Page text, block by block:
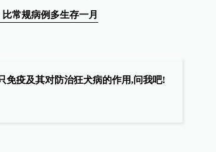
常规病例多生存一月
免疫及其对防治狂犬病的作用,问我吧!